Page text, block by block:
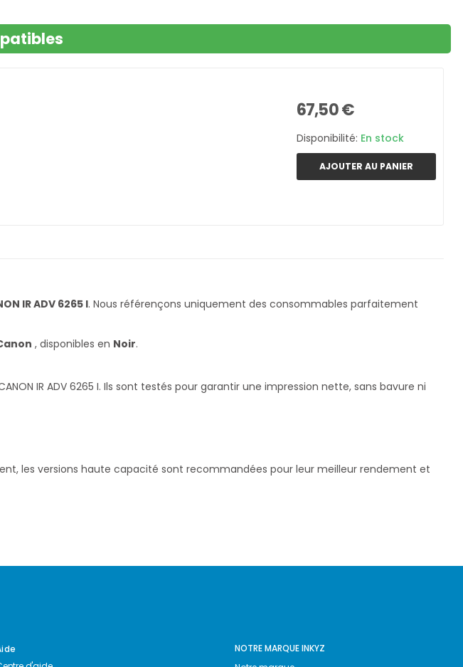
67,50 €
Disponibilité: En stock
AJOUTER AU PANIER
IR ADV 6265 I. Nous référençons uniquement des consommables parfaitement
, disponibles en Noir.
IR ADV 6265 I. Ils sont testés pour garantir une impression nette, sans bavure ni
les versions haute capacité sont recommandées pour leur meilleur rendement et
NOTRE MARQUE INKYZ